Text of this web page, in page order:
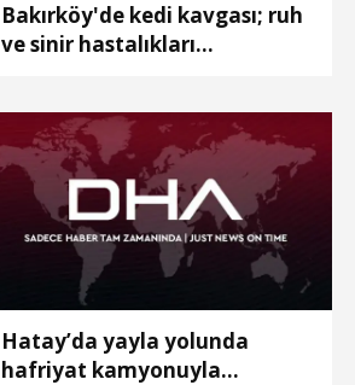
Bakırköy'de kedi kavgası; ruh
ve sinir hastalıkları
Hatay’da yayla yolunda
hafriyat kamyonuyla